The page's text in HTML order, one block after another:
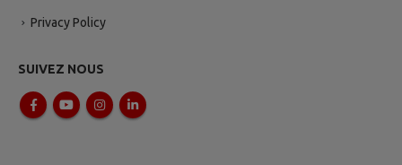
Privacy Policy
SUIVEZ NOUS